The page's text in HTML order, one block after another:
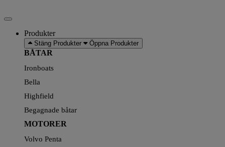
Produkter
Stäng Produkter Öppna Produkter
BÅTAR
Ironboats
Bella
Highfield
Begagnade båtar
MOTORER
Volvo Penta